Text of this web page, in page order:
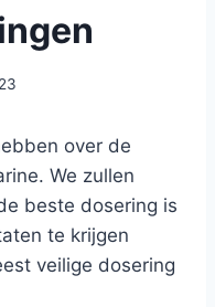
over de
We zullen
beste dosering is
te krijgen
veilige dosering